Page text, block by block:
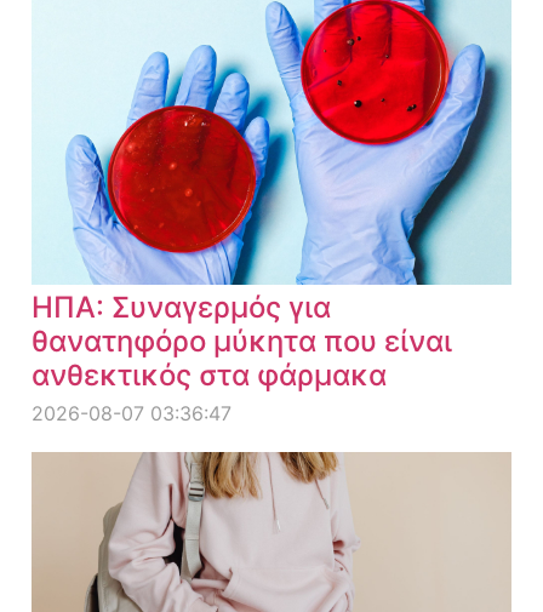
ΗΠΑ: Συναγερμός για
θανατηφόρο μύκητα που είναι
ανθεκτικός στα φάρμακα
2026-08-07 03:36:47